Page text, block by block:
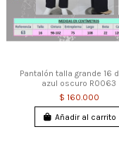
Pantalón talla grande 16
azul oscuro R0063
$ 160.000
Añadir al carrito